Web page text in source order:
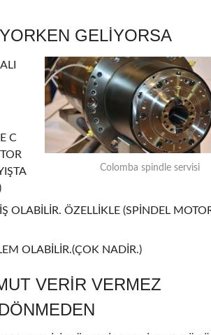
GELİYORSA
Colomba spindle servisi
C
OLABİLİR. ÖZELLİKLE (SPİNDEL
OLABİLİR.(ÇOK NADİR.)
VERİR VERMEZ